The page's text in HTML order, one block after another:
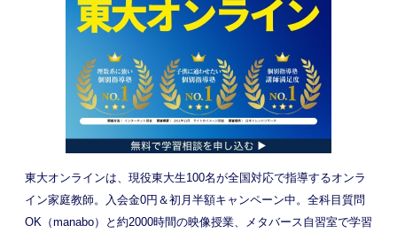
東大オンラインは、現役東大生100名が全国対応で指導するオンラ
イン家庭教師。入会金0円＆初月半額キャンペーン中。全科目質問
OK（manabo）と約2000時間の映像授業、メタバース自習室で学習